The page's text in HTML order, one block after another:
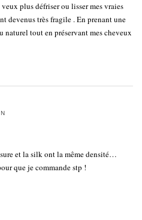
plus défriser ou lisser mes vraies
devenus très fragile . En prenant une
naturel tout en préservant mes cheveux
et la silk ont la même densité…
que je commande stp !